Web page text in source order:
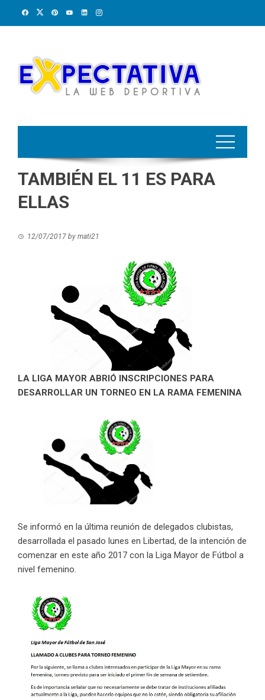
TAMBIÉN EL 11 ES PARA
ELLAS
12/07/2017 by mati21
LA LIGA MAYOR ABRIÓ INSCRIPCIONES PARA
DESARROLLAR UN TORNEO EN LA RAMA FEMENINA
Se informó en la última reunión de delegados clubistas,
desarrollada el pasado lunes en Libertad, de la intención de
comenzar en este año 2017 con la Liga Mayor de Fútbol a
nivel femenino.